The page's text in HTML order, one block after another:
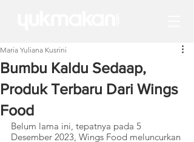
Bumbu Kaldu Sedaap,
Produk Terbaru Dari Wings
Food
Maria Yuliana Kusrini
Belum lama ini, tepatnya pada 5
Desember 2023, Wings Food meluncurkan